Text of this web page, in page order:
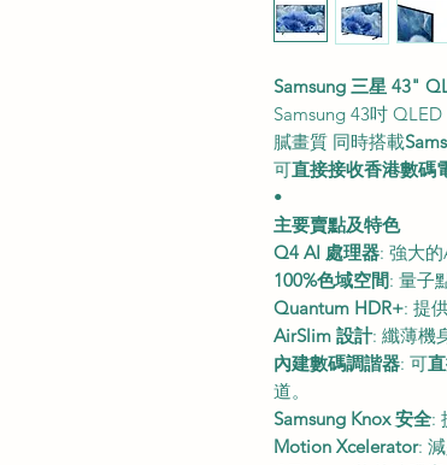
Samsung 三星 43"
Samsung 43吋
膩畫質 同時搭載
可直接接收香港數碼
•
主要賣點及特色
Q4 AI 處理器: 強大
100%色域空間: 量子
Quantum HDR+: 提
AirSlim 設計: 纖薄機
內建數碼調諧器: 可
道。
Samsung Knox 安全:
Motion Xcelerator: